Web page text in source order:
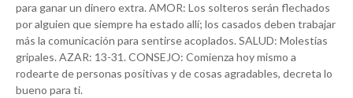
para ganar un dinero extra. AMOR: Los solteros serán flechados
por alguien que siempre ha estado allí; los casados deben trabajar
más la comunicación para sentirse acoplados. SALUD: Molestias
gripales. AZAR: 13-31. CONSEJO: Comienza hoy mismo a
rodearte de personas positivas y de cosas agradables, decreta lo
bueno para ti.